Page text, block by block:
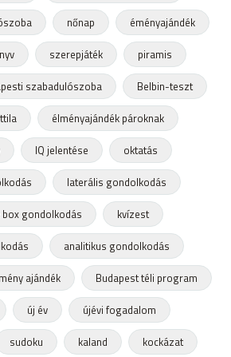
nőnap
éményajándék
szerepjáték
piramis
szabadulószoba
Belbin-teszt
élményajándék pároknak
IQ jelentése
oktatás
laterális gondolkodás
gondolkodás
kvízest
analitikus gondolkodás
ajándék
Budapest téli program
új év
újévi fogadalom
sudoku kaland
kockázat